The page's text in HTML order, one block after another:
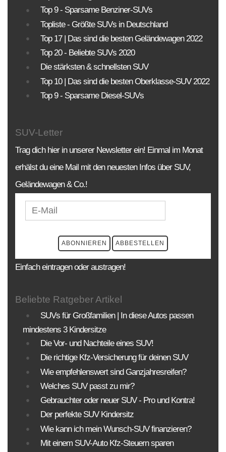
PREISE
Sortierung SUV Datenbank
Die Sortierungsmöglichkeit umfasst alle SUV-
Modelle und Generationen!
BAUJAHR LAND MARKE
Top 9 - Sparsame Benziner-SUVs
Topliste - Größte SUVs in Deutschland
Top 17 | Das sind die besten Geländewagen 2022
Top 20 - Beliebte SUVs 2020
Die stärksten & schnellsten SUV
Top 10 | Das sind die besten Oberklasse-SUV 2022
Top 9 - Sparsame Diesel-SUVs
SUV-Letter
Trag dich hier in unserer Newsletter ein! Einmal im Monat
erhälst du eine Mail mit den neuesten Infos über SUV,
Geländewagen & Co.!
Einfach eintragen oder austragen!
Beliebte Ratgeber Artikel
SUVs für Großfamilien | In diese Autos passen
mindestens 3 Kindersitze
Die Vor- und Nachteile eines SUV!
Die richtige Kfz-Versicherung für deinen SUV
Wie empfehlenswert sind Ganzjahresreifen?
Welches SUV passt zu mir?
Gebrauchter oder neuer SUV - Pro und Kontra!
Der perfekte SUV Kindersitz
Wie kann ich mein Wunsch-SUV finanzieren?
Mit einem SUV-Auto Kfz-Steuern sparen